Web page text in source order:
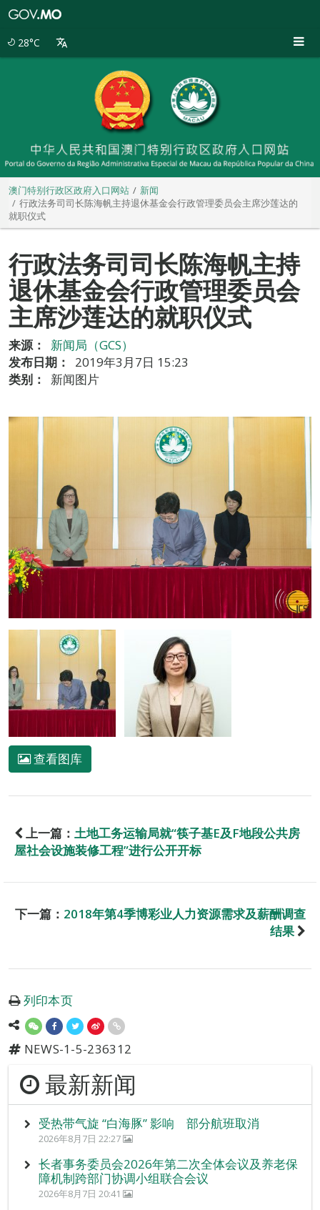
28°C
澳门特别行政区政府入口网站
新闻
行政法务司司长陈海帆主持退休基金会行政管理委员会主席沙莲达的
就职仪式
行政法务司司长陈海帆主持
退休基金会行政管理委员会
主席沙莲达的就职仪式
来源：
新闻局（GCS）
发布日期：
2019年3月7日 15:23
类别：
新闻图片
查看图库
上一篇： 土地工务运输局就“筷子基E及F地段公共房
屋社会设施装修工程”进行公开开标
下一篇： 2018年第4季博彩业人力资源需求及薪酬调查
结果
列印本页
NEWS-1-5-236312
最新新闻
受热带气旋 “白海豚” 影响 部分航班取消
2026年8月7日 22:27
长者事务委员会2026年第二次全体会议及养老保
障机制跨部门协调小组联合会议
2026年8月7日 20:41